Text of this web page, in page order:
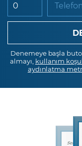
Denemeye başla
almayı, kullanım
aydınlatma